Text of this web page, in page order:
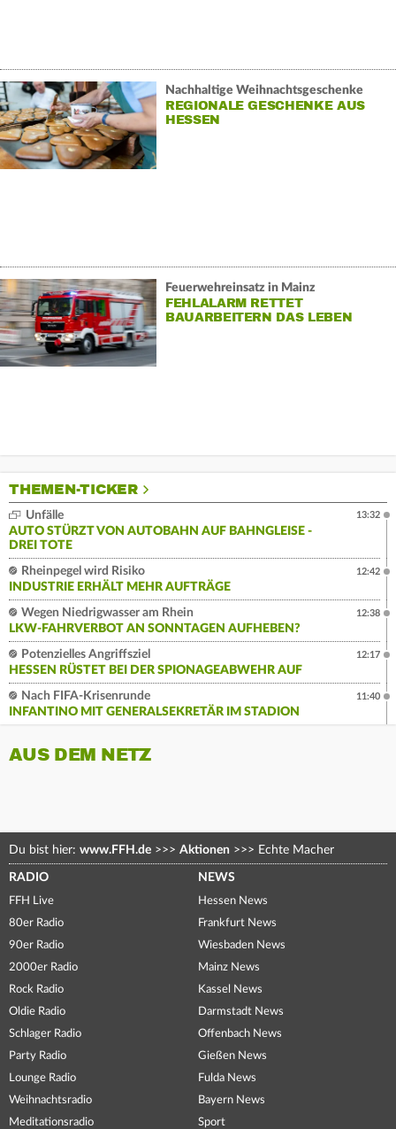
Nachhaltige Weihnachtsgeschenke
REGIONALE GESCHENKE AUS
HESSEN
Feuerwehreinsatz in Mainz
FEHLALARM RETTET
BAUARBEITERN DAS LEBEN
THEMEN-TICKER
Unfälle
AUTO STÜRZT VON AUTOBAHN AUF BAHNGLEISE -
DREI TOTE
13:32
Rheinpegel wird Risiko
INDUSTRIE ERHÄLT MEHR AUFTRÄGE
12:42
Wegen Niedrigwasser am Rhein
LKW-FAHRVERBOT AN SONNTAGEN AUFHEBEN?
12:38
Potenzielles Angriffsziel
HESSEN RÜSTET BEI DER SPIONAGEABWEHR AUF
12:17
Nach FIFA-Krisenrunde
INFANTINO MIT GENERALSEKRETÄR IM STADION
11:40
AUS DEM NETZ
Du bist hier: www.FFH.de >>> Aktionen >>> Echte Macher
RADIO
FFH Live
80er Radio
90er Radio
2000er Radio
Rock Radio
Oldie Radio
Schlager Radio
Party Radio
Lounge Radio
Weihnachtsradio
Meditationsradio
NEWS
Hessen News
Frankfurt News
Wiesbaden News
Mainz News
Kassel News
Darmstadt News
Offenbach News
Gießen News
Fulda News
Bayern News
Sport